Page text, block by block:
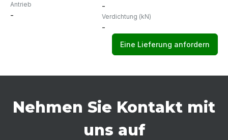
Antrieb
-
-
Verdichtung (kN)
-
Eine Lieferung anfordern
Nehmen Sie Kontakt mit
uns auf